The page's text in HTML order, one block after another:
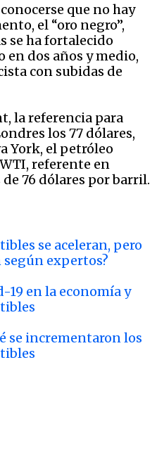
que no hay
el “oro negro”,
se ha fortalecido
en dos años y medio,
con subidas de
la referencia para
los 77 dólares,
York, el petróleo
referente en
de 76 dólares por barril.
se aceleran, pero
expertos?
19 en la economía y
se incrementaron los